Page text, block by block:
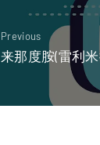
Previous
来那度胺(雷利